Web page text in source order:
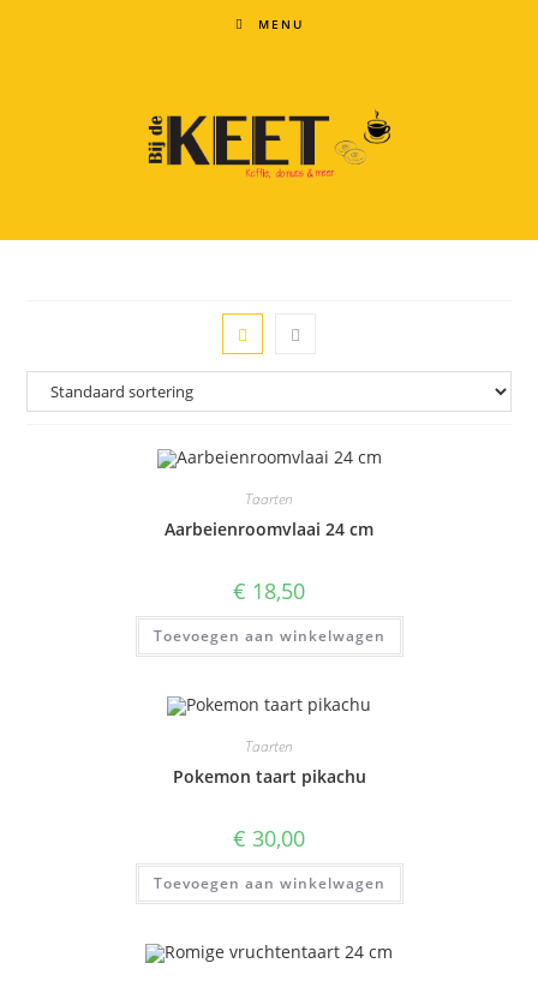
MENU
Taarten
Aarbeienroomvlaai 24 cm
€ 18,50
Toevoegen aan winkelwagen
Taarten
Pokemon taart pikachu
€ 30,00
Toevoegen aan winkelwagen